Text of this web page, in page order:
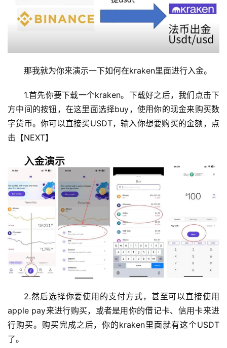
新
行
情
分
析
常
见
问
那我就为你来演示一下如何在kraken里面进行入金。
1.首先你要下载一个kraken。下载好之后，我们点击下
方中间的按钮，在这里面选择buy，使用你的现金来购买数
字货币。你可以直接买USDT，输入你想要购买的金额，点
击【NEXT】
2.然后选择你要使用的支付方式，甚至可以直接使用
apple pay来进行购买，或者是用你的借记卡、信用卡来进
行购买。购买完成之后，你的kraken里面就有这个USDT
了。